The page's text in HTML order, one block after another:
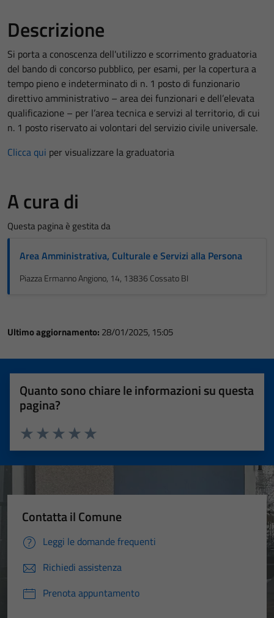
Descrizione
Si porta a conoscenza dell'utilizzo e scorrimento graduatoria
del bando di concorso pubblico, per esami, per la copertura a
tempo pieno e indeterminato di n. 1 posto di funzionario
direttivo amministrativo – area dei funzionari e dell’elevata
qualificazione – per l’area tecnica e servizi al territorio, di cui
n. 1 posto riservato ai volontari del servizio civile universale.
Clicca qui per visualizzare la graduatoria
A cura di
Questa pagina è gestita da
Area Amministrativa, Culturale e Servizi alla Persona
Piazza Ermanno Angiono, 14, 13836 Cossato BI
Ultimo aggiornamento: 28/01/2025, 15:05
Quanto sono chiare le informazioni su questa
pagina?
Valuta 5 stelle su 5
Valuta 4 stelle su 5
Valuta 3 stelle su 5
Valuta 2 stelle su 5
Valuta 1 stelle su 5
Contatta il Comune
Leggi le domande frequenti
Richiedi assistenza
Prenota appuntamento